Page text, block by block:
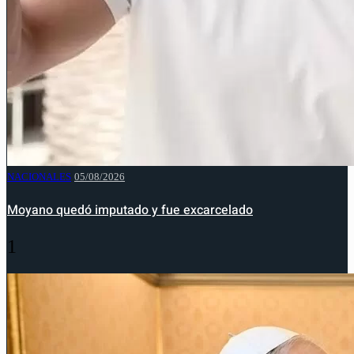
NACIONALES 05/08/2026
Moyano quedó imputado y fue excarcelado
1